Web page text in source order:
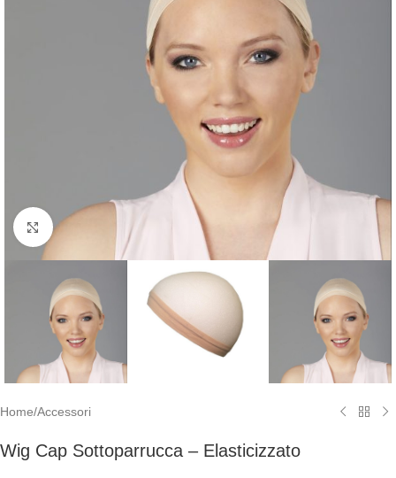
Clicca per ingrandire
Home/Accessori
Wig Cap Sottoparrucca – Elasticizzato